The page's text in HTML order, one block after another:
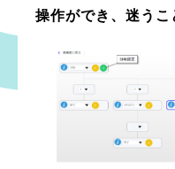
操作ができ、迷うこ